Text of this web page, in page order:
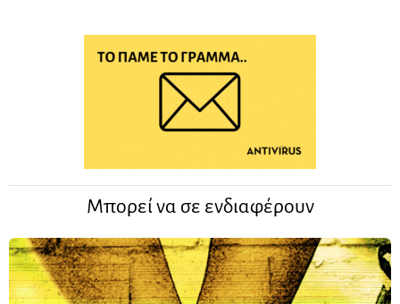
Μπορεί να σε ενδιαφέρουν